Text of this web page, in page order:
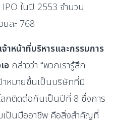
ในปี 2553 จำนวน
ยละ 768
าหน้าที่บริหารและกรรมการ
อ กล่าวว่า “พวกเรารู้สึก
าหมายขึ้นเป็นบริษัทที่มี
กติดต่อกันเป็นปีที่ 8 ซึ่งการ
เป็นมืออาชีพ คือสิ่งสำคัญที่